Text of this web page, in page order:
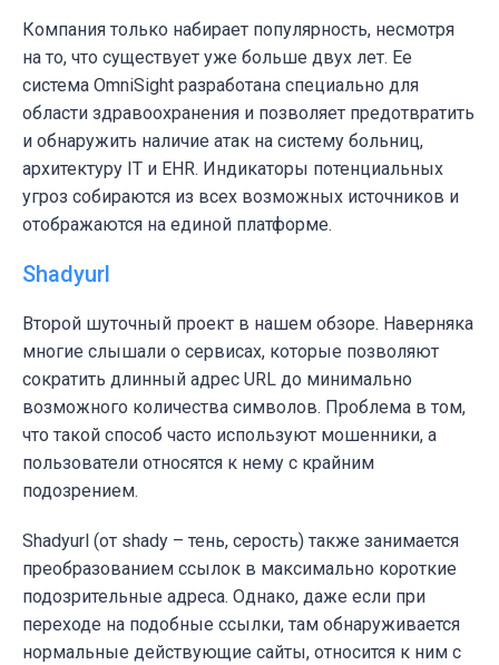
Компания только набирает популярность, несмотря
на то, что существует уже больше двух лет. Ее
система OmniSight разработана специально для
области здравоохранения и позволяет предотвратить
и обнаружить наличие атак на систему больниц,
архитектуру IT и EHR. Индикаторы потенциальных
угроз собираются из всех возможных источников и
отображаются на единой платформе.
Shadyurl
Второй шуточный проект в нашем обзоре. Наверняка
многие слышали о сервисах, которые позволяют
сократить длинный адрес URL до минимально
возможного количества символов. Проблема в том,
что такой способ часто используют мошенники, а
пользователи относятся к нему с крайним
подозрением.
Shadyurl (от shady – тень, серость) также занимается
преобразованием ссылок в максимально короткие
подозрительные адреса. Однако, даже если при
переходе на подобные ссылки, там обнаруживается
нормальные действующие сайты, относится к ним с